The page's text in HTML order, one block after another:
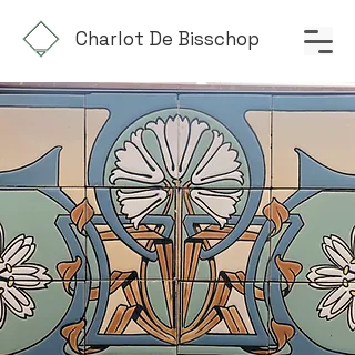
Charlot De Bisschop